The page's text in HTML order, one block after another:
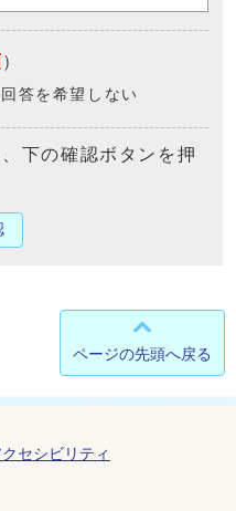
）
回答を希望しない
下の確認ボタンを押
ページの先頭へ戻る
セシビリティ